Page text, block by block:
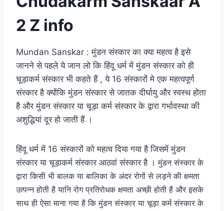
2 Z info
Mundan Sanskar : मुंडन संस्कार का क्या महत्व है इसे
जानने से पहले ये जान लो कि हिंदू धर्म में मुंडन संस्कार को ही
चूड़ाकर्म संस्कार भी कहते हैं , ये 16 संस्कारों मे एक महत्वपूर्ण
संस्कार है क्योंकि मुंडन संस्कार से जातक दीर्घायु और स्वस्थ होता
है और मुंडन संस्कार या चूड़ा कर्म संस्कार के द्वारा गर्भावस्था की
अशुद्धियां दूर हो जाती हैं ।
हिंदू धर्म में 16 संस्कारों को महत्व दिया गया है जिसमें मुंडन
संस्कार या चूड़ाकर्म संस्कार आठवां संस्कार है ।मुंडन संस्कार के
द्वारा किसी भी बालक या बालिका के अंदर रोगों से लड़ने की क्षमता
उत्पन्न होती है यानि रोग प्रतिरोधक क्षमता अच्छी होती है और इसके
साथ ही ऐसा माना गया है कि मुंडन संस्कार या चूड़ा कर्म संस्कार के